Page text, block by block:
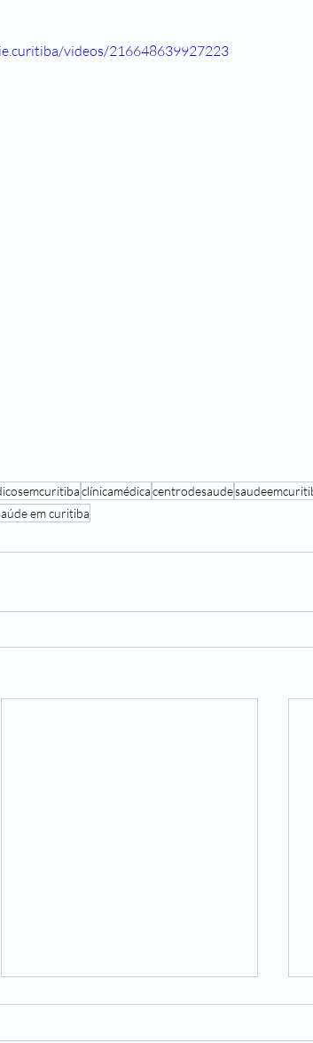
videos/216648639927223
clínicamédicacentrodesaude
em curitiba